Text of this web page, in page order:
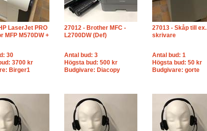
LaserJet PRO
MFP M570DW +
30
3700 kr
Birger1
27012 - Brother MFC -
L2700DW (Def)
Antal bud: 3
Högsta bud: 500 kr
Budgivare: Diacopy
27013 - Skåp till ex.
skrivare
Antal bud: 1
Högsta bud: 50 kr
Budgivare: gorte